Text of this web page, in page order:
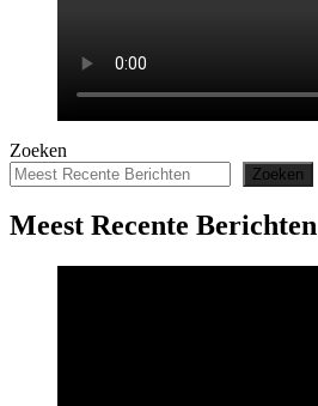
Zoeken
Zoeken
Meest Recente Berichten